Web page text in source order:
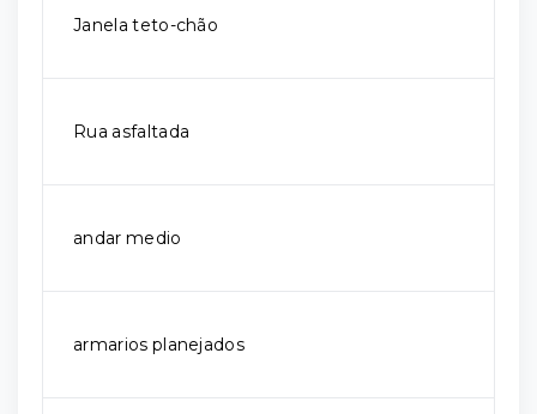
Janela teto-chão
Rua asfaltada
andar medio
armarios planejados